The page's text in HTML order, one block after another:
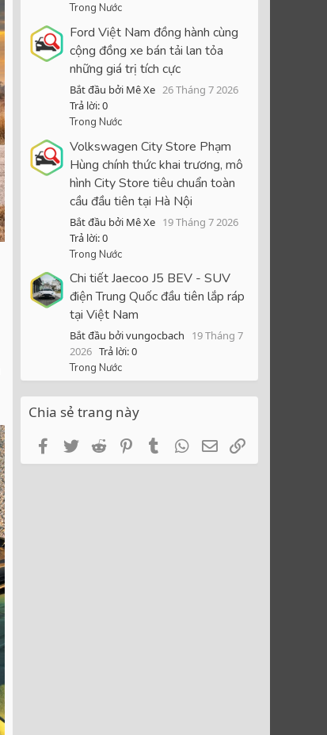
Trong Nước
Ford Việt Nam đồng hành cùng
cộng đồng xe bán tải lan tỏa
những giá trị tích cực
Bắt đầu bởi Mê Xe 26 Tháng 7 2026
Trả lời: 0
Trong Nước
Volkswagen City Store Phạm
Hùng chính thức khai trương, mô
hình City Store tiêu chuẩn toàn
cầu đầu tiên tại Hà Nội
Bắt đầu bởi Mê Xe 19 Tháng 7 2026
Trả lời: 0
Trong Nước
Chi tiết Jaecoo J5 BEV - SUV
điện Trung Quốc đầu tiên lắp ráp
tại Việt Nam
Bắt đầu bởi vungocbach
19 Tháng 7
2026 Trả lời: 0
Trong Nước
Chia sẻ trang này
FacebookTwitterRedditPinterestTumblrWhatsApp
Email